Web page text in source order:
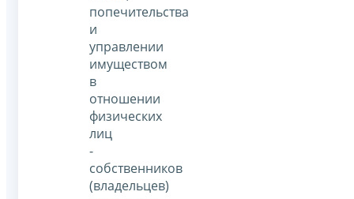
попечительства
и
управлении
имуществом
в
отношении
физических
лиц
-
собственников
(владельцев)